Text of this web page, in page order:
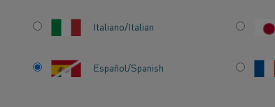
Italiano/Italian
Español/Spanish
DE LOS
DE LA